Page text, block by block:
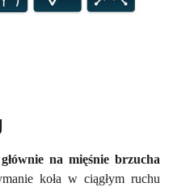
na mięśnie brzucha
koła w ciągłym ruchu